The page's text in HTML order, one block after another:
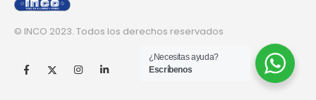
© INCO 2023. Todos los derechos reservados
¿Necesitas ayuda?
Escríbenos